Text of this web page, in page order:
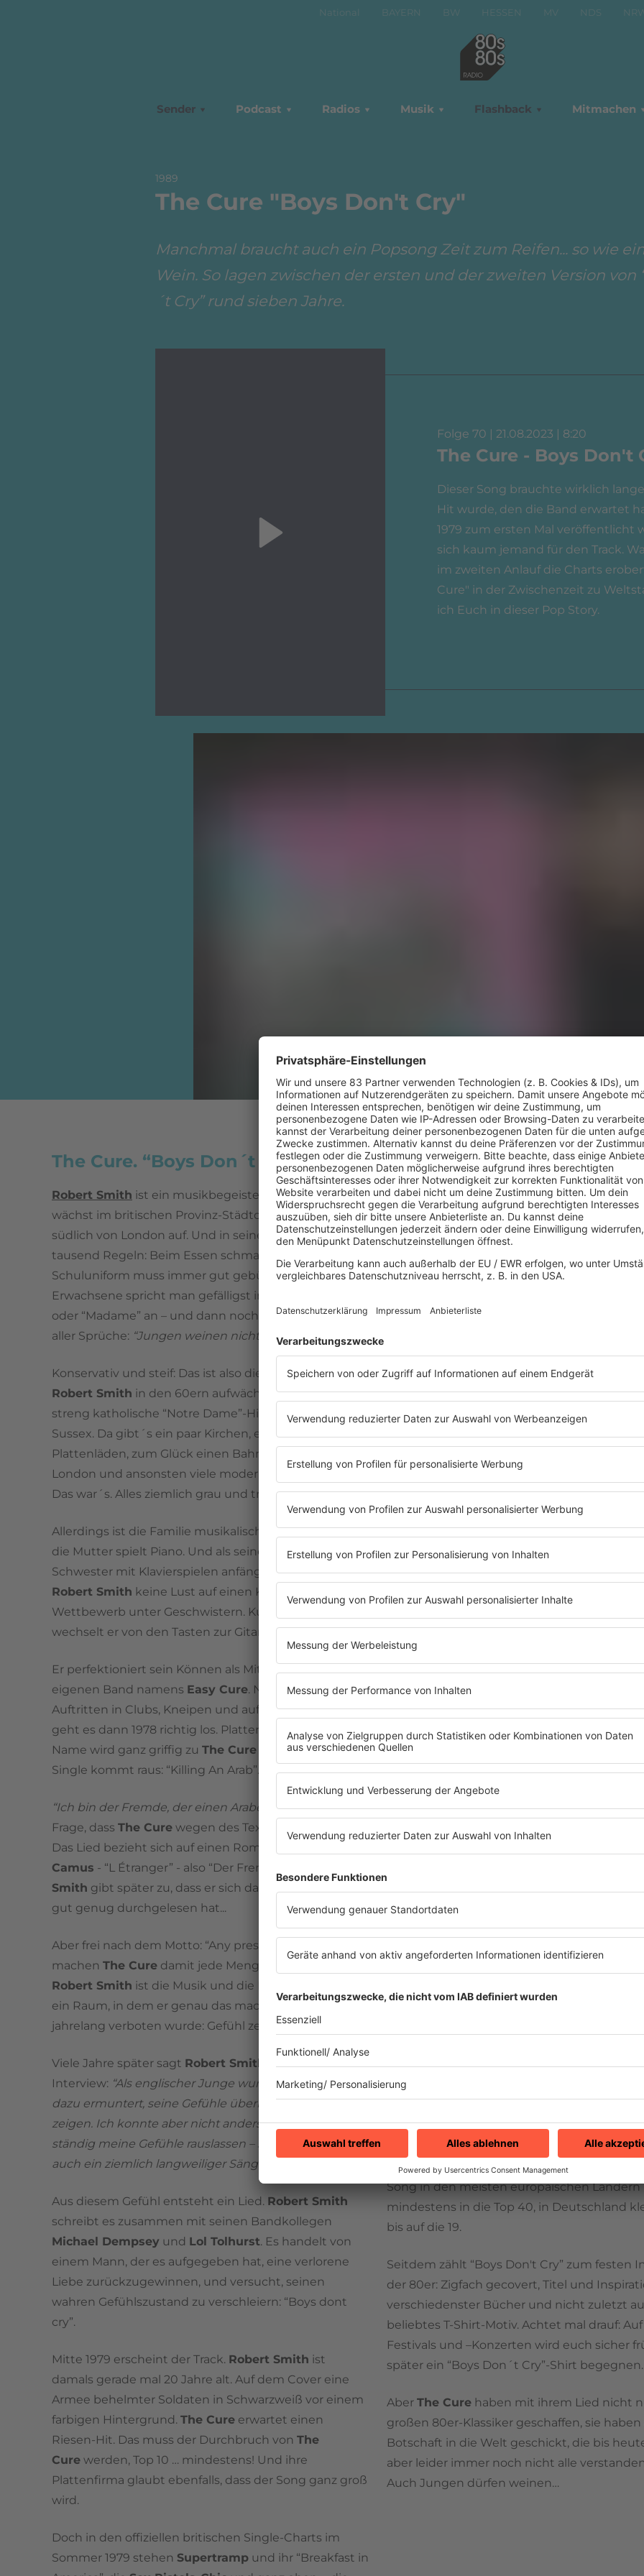
National BAYERN BW HESSEN MV NDS NRW
Sender Podcast Radios Musik Flashback Mitmachen
1989
The Cure "Boys Don't Cry"
Manchmal braucht auch ein Popsong Zeit zum Reifen... so wie
Wein. So lagen zwischen der ersten und der zweiten Version von
´t Cry” rund sieben Jahre.
Folge 70 | 21.08.2023 | 8:20
The Cure - Boys Don't
Dieser Song brauchte wirklich
Hit wurde, den die Band erwartet
1979 zum ersten Mal veröffentlicht
sich kaum jemand für den Track.
im zweiten Anlauf die Charts
Cure" in der Zwischenzeit zu
ich Euch in dieser Pop Story.
The Cure. “Boys Don´t Cry” Ein Hit wird erwachsen.
Robert Smith ist ein musikbegeisterter Teenie. Er
wächst im britischen Provinz-Städtchen Crawley
südlich von London auf. Und in seiner Kindheit gibt es
tausend Regeln: Beim Essen schmatzt man nicht, die
Schuluniform muss immer gut gebügelt sein,
Erwachsene spricht man gefälligst immer mit “Sir”
oder “Madame” an – und dann noch der schlimmste
aller Sprüche: “Jungen weinen nicht”
Konservativ und steif: Das ist also die Familie, in der
Robert Smith in den 60ern aufwächst. Er geht auf die
streng katholische “Notre Dame”-Highschool in West
Sussex. Da gibt´s ein paar Kirchen, ein, zwei
Plattenläden, zum Glück einen Bahnanschluss nach
London und ansonsten viele moderne Bausünden.
Das war´s. Alles ziemlich grau und trist.
Allerdings ist die Familie musikalisch: Der Vater singt,
die Mutter spielt Piano. Und als seine jüngere
Schwester mit Klavierspielen anfängt, hat der junge
Robert Smith keine Lust auf einen Konkurrenz-
Wettbewerb unter Geschwistern. Kurzentschlossen
wechselt er von den Tasten zur Gitarre.
Er perfektioniert sein Können als Mitglied seiner
eigenen Band namens Easy Cure. Nach etlichen
Auftritten in Clubs, Kneipen und auf kleineren Bühnen
geht es dann 1978 richtig los. Plattenvertrag! Der Band-
Name wird ganz griffig zu The Cure und die erste
Single kommt raus: “Killing An Arab”.
“Ich bin der Fremde, der einen Araber tötet”- keine
Frage, dass The Cure wegen des Textes Ärger kriegen.
Das Lied bezieht sich auf einen Roman von
Camus - “L Étranger” - also “Der Fremde” - und
Smith gibt später zu, dass er sich das Buch wohl nicht
gut genug durchgelesen hat...
Aber frei nach dem Motto: “Any press is good press”
machen The Cure damit jede Menge Schlagzeilen. Für
Robert Smith ist die Musik und die Bühne dabei auch
ein Raum, in dem er genau das machen darf, was ihm
jahrelang verboten wurde: Gefühl zeigen.
Viele Jahre später sagt Robert Smith
in einem
Interview: “Als englischer Junge wurde man damals
dazu ermuntert, seine Gefühle überhaupt nicht zu
zeigen. Ich konnte aber nicht anders, ich musste
ständig meine Gefühle rauslassen – sonst wäre man ja
auch ein ziemlich langweiliger Sänger.”
Aus diesem Gefühl entsteht ein Lied. Robert Smith
schreibt es zusammen mit seinen Bandkollegen
Michael Dempsey und Lol Tolhurst. Es handelt von
einem Mann, der es aufgegeben hat, eine verlorene
Liebe zurückzugewinnen, und versucht, seinen
wahren Gefühlszustand zu verschleiern: “Boys dont
cry”.
Mitte 1979 erscheint der Track. Robert Smith ist
damals gerade mal 20 Jahre alt. Auf dem Cover eine
Armee behelmter Soldaten in Schwarzweiß vor einem
farbigen Hintergrund. The Cure erwartet einen
Riesen-Hit. Das muss der Durchbruch von The
Cure werden, Top 10 … mindestens! Und ihre
Plattenfirma glaubt ebenfalls, dass der Song ganz groß
wird.
Doch in den offiziellen britischen Single-Charts im
Sommer 1979 stehen Supertramp und ihr “Breakfast in
Boomtown Ratsmit “I Don't Like Mondays”.
Cureund ihrem vermeintlichen Superhit…
Spur. In Großbritannien taucht der Song
99. Angesichts der großen Erwartungen also
vielleicht ist es doch eher ein Live-Song? Die
Enttäuschung ist groß.
The Cure- mit Songs wie “Caterpillar”,
und “Love Cats” sind sie nicht nur in ihrer
sondern auch in vielen anderen Ländern
Mitte des Jahrzehnts sindRobert Smith
Band-Kollegen plötzlich zu internationalen
Im gleichen Jahr spielen sie 68 Konzerte auf
ganzen Welt.
1986habenThe Curedann genug Material
amtliches Best-Of-Album aller ihrer
zusammen. Und wenn man an die
das Lied bei dieser Zusammenstellung
auch einfach ganz dezent unter den Tisch
können. Doch tatsächlich hat sich das Lied
Gothic-Szenezu einem Hit entwickelt und
Und so landet der Song nicht nur auf
Beach: The Singles”, sie veröffentlichen
Cry” sogar noch mal. Doch die Band und ihr
eher poppige Richtung entwickelt. Und
weiterentwickelte Stimme von
entsprechend mit neu eingesungenen
neuer Mischung. Auch das Plattencover ist
Schwarzweiß sind verschwunden - dafür
quietschbunte Plattenhülle mit Sonne,
Pyramide. Beim zweiten Anlauf geht der
Song in den meisten europäischen Ländern
mindestens in die Top 40, in Deutschland
bis auf die 19.
Seitdem zählt “Boys Don't Cry” zum festen
der 80er: Zigfach gecovert, Titel und
verschiedenster Bücher und nicht zuletzt
beliebtes T-Shirt-Motiv. Achtet mal drauf:
Festivals und –Konzerten wird euch sicher
später ein “Boys Don´t Cry”-Shirt begegnen.
Aber The Curehaben mit ihrem Lied nicht
großen 80er-Klassiker geschaffen, sie
Botschaft in die Welt geschickt, die bis
aber leider immer noch nicht alle
Auch Jungen dürfen weinen…